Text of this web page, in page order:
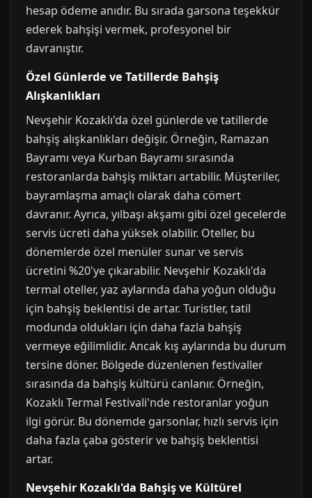
hesap ödeme anıdır. Bu sırada garsona teşekkür
ederek bahşişi vermek, profesyonel bir
davranıştır.
Özel Günlerde ve Tatillerde Bahşiş
Alışkanlıkları
Nevşehir Kozaklı'da özel günlerde ve tatillerde
bahşiş alışkanlıkları değişir. Örneğin, Ramazan
Bayramı veya Kurban Bayramı sırasında
restoranlarda bahşiş miktarı artabilir. Müşteriler,
bayramlaşma amaçlı olarak daha cömert
davranır. Ayrıca, yılbaşı akşamı gibi özel gecelerde
servis ücreti daha yüksek olabilir. Oteller, bu
dönemlerde özel menüler sunar ve servis
ücretini %20'ye çıkarabilir. Nevşehir Kozaklı'da
termal oteller, yaz aylarında daha yoğun olduğu
için bahşiş beklentisi de artar. Turistler, tatil
modunda oldukları için daha fazla bahşiş
vermeye eğilimlidir. Ancak kış aylarında bu durum
tersine döner. Bölgede düzenlenen festivaller
sırasında da bahşiş kültürü canlanır. Örneğin,
Kozaklı Termal Festivali'nde restoranlar yoğun
ilgi görür. Bu dönemde garsonlar, hızlı servis için
daha fazla çaba gösterir ve bahşiş beklentisi
artar.
Nevşehir Kozaklı'da Bahşiş ve Kültürel